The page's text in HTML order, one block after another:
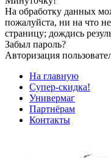
На обработку данных
пожалуйста, ни на что
страницу; дождись
Забыл пароль?
Авторизация
На главную
Супер-скидка!
Универмаг
Партнёрам
Контакты